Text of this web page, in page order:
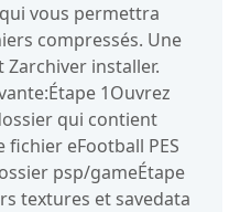
vous permettra
compressés. Une
installer.
1Ouvrez
qui contient
eFootball PES
psp/gameÉtape
textures et savedata